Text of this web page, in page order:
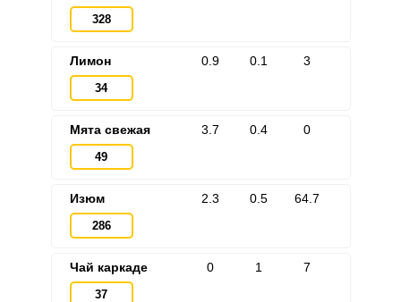
328
Лимон
34
0.9 0.1 3
Мята свежая
49
3.7 0.4 0
Изюм
286
2.3 0.5 64.7
Чай каркаде
37
0 1 7